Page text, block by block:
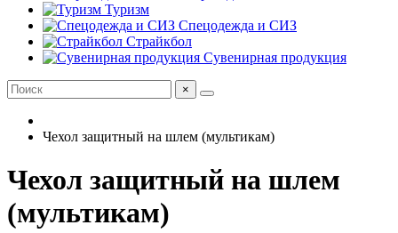
Туризм
Спецодежда и СИЗ
Страйкбол
Сувенирная продукция
×
Чехол защитный на шлем (мультикам)
Чехол защитный на шлем
(мультикам)